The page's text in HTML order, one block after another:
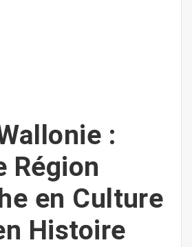
:
Région
en Culture
Histoire